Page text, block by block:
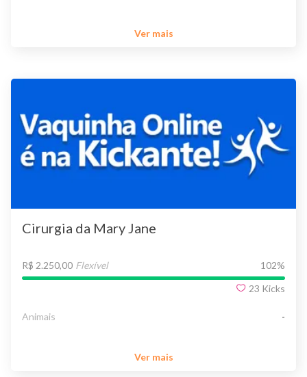
Ver mais
Cirurgia da Mary Jane
R$ 2.250,00 Flexível 102%
23 Kicks
Animais -
Ver mais